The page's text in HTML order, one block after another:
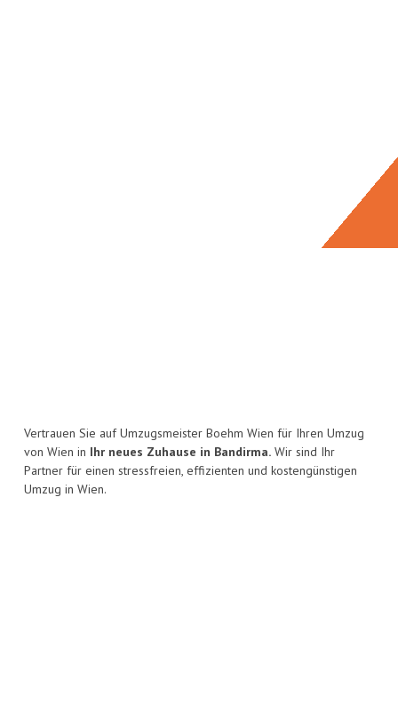
Vertrauen Sie auf Umzugsmeister Boehm Wien für Ihren Umzug
von Wien in Ihr neues Zuhause in Bandirma. Wir sind Ihr
Partner für einen stressfreien, effizienten und kostengünstigen
Umzug in Wien.